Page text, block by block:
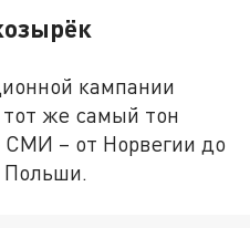
кампании
же самый тон
СМИ – от Норвегии до